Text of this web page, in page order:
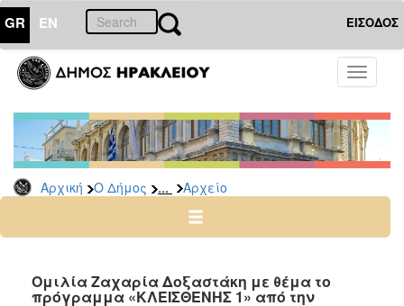
GR EN ΕΙΣΟΔΟΣ
Toggle
Αρχική Ο Δήμος ... Αρχείο
ΔΗΜΟΣ
Δημοτικές
Παρατάξεις
Αρχείο
Ομιλία Ζαχαρία Δοξαστάκη με θέμα το
πρόγραμμα «ΚΛΕΙΣΘΕΝΗΣ 1» από την